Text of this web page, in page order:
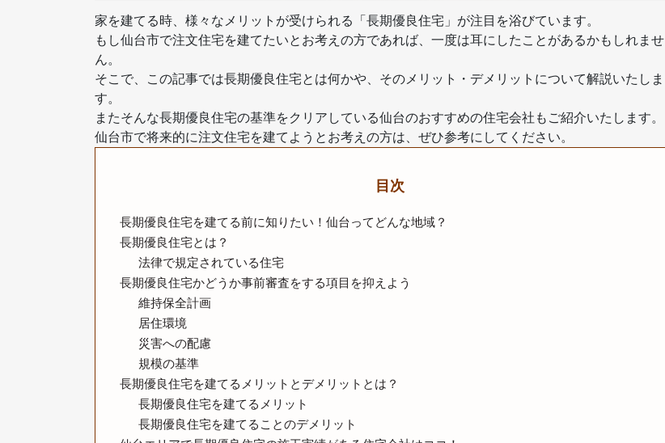
家を建てる時、様々なメリットが受けられる「長期優良住宅」が注目を浴びています。
もし仙台市で注文住宅を建てたいとお考えの方であれば、一度は耳にしたことがあるかもしれませ
ん。
そこで、この記事では長期優良住宅とは何かや、そのメリット・デメリットについて解説いたしま
す。
またそんな長期優良住宅の基準をクリアしている仙台のおすすめの住宅会社もご紹介いたします。
仙台市で将来的に注文住宅を建てようとお考えの方は、ぜひ参考にしてください。
目次
長期優良住宅を建てる前に知りたい！仙台ってどんな地域？
長期優良住宅とは？
法律で規定されている住宅
長期優良住宅かどうか事前審査をする項目を抑えよう
維持保全計画
居住環境
災害への配慮
規模の基準
長期優良住宅を建てるメリットとデメリットとは？
長期優良住宅を建てるメリット
長期優良住宅を建てることのデメリット